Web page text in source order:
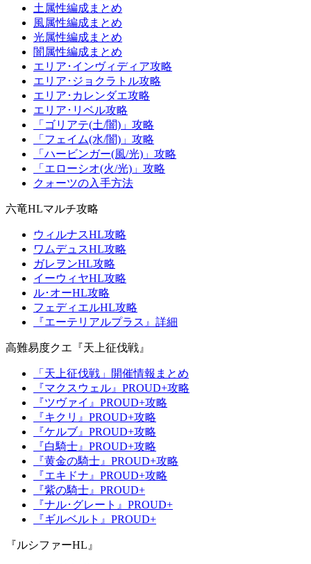
土属性編成まとめ
風属性編成まとめ
光属性編成まとめ
闇属性編成まとめ
エリア･インヴィディア攻略
エリア･ジョクラトル攻略
エリア･カレンダエ攻略
エリア･リベル攻略
「ゴリアテ(土/闇)」攻略
「フェイム(水/闇)」攻略
「ハービンガー(風/光)」攻略
「エローシオ(火/光)」攻略
クォーツの入手方法
六竜HLマルチ攻略
ウィルナスHL攻略
ワムデュスHL攻略
ガレヲンHL攻略
イーウィヤHL攻略
ル･オーHL攻略
フェディエルHL攻略
『エーテリアルプラス』詳細
高難易度クエ『天上征伐戦』
「天上征伐戦」開催情報まとめ
『マクスウェル』PROUD+攻略
『ツヴァイ』PROUD+攻略
『キクリ』PROUD+攻略
『ケルブ』PROUD+攻略
『白騎士』PROUD+攻略
『黄金の騎士』PROUD+攻略
『エキドナ』PROUD+攻略
『紫の騎士』PROUD+
『ナル･グレート』PROUD+
『ギルベルト』PROUD+
『ルシファーHL』